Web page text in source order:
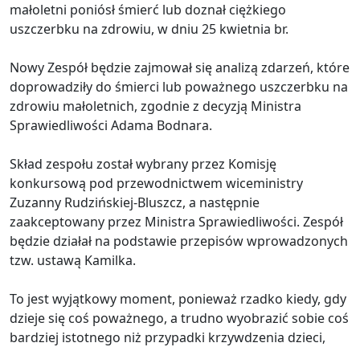
małoletni poniósł śmierć lub doznał ciężkiego
uszczerbku na zdrowiu, w dniu 25 kwietnia br.
Nowy Zespół będzie zajmował się analizą zdarzeń, które
doprowadziły do śmierci lub poważnego uszczerbku na
zdrowiu małoletnich, zgodnie z decyzją Ministra
Sprawiedliwości Adama Bodnara.
Skład zespołu został wybrany przez Komisję
konkursową pod przewodnictwem wiceministry
Zuzanny Rudzińskiej-Bluszcz, a następnie
zaakceptowany przez Ministra Sprawiedliwości. Zespół
będzie działał na podstawie przepisów wprowadzonych
tzw. ustawą Kamilka.
To jest wyjątkowy moment, ponieważ rzadko kiedy, gdy
dzieje się coś poważnego, a trudno wyobrazić sobie coś
bardziej istotnego niż przypadki krzywdzenia dzieci,